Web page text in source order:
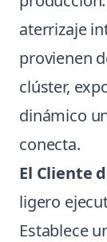
aterrizaje
provienen
clúster,
dinámico
conecta.
El Cliente
ligero
Establece